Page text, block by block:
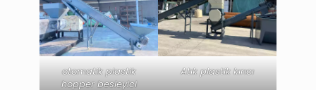
otomatik plastik
hopper besleyici
Atık plastik kırıcı